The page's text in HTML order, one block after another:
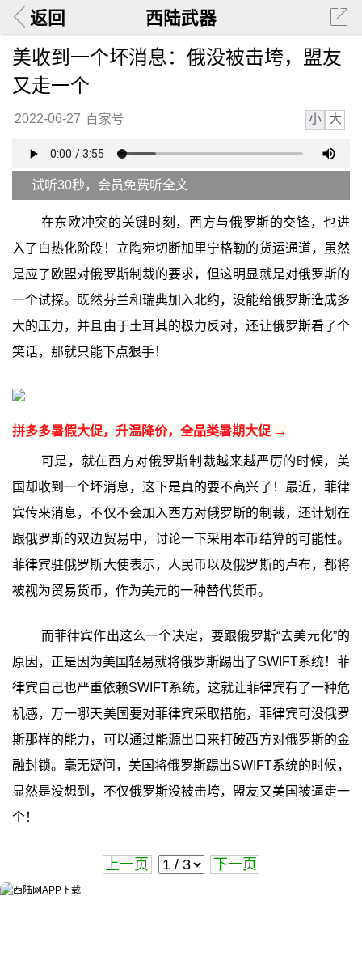
返回 西陆武器
美收到一个坏消息：俄没被击垮，盟友
又走一个
2022-06-27 百家号 小 大
试听30秒，会员免费听全文
在东欧冲突的关键时刻，西方与俄罗斯的交锋，也进
入了白热化阶段！立陶宛切断加里宁格勒的货运通道，虽然
是应了欧盟对俄罗斯制裁的要求，但这明显就是对俄罗斯的
一个试探。既然芬兰和瑞典加入北约，没能给俄罗斯造成多
大的压力，并且由于土耳其的极力反对，还让俄罗斯看了个
笑话，那就只能下点狠手！
拼多多暑假大促，升温降价，全品类暑期大促 →
可是，就在西方对俄罗斯制裁越来越严厉的时候，美
国却收到一个坏消息，这下是真的要不高兴了！最近，菲律
宾传来消息，不仅不会加入西方对俄罗斯的制裁，还计划在
跟俄罗斯的双边贸易中，讨论一下采用本币结算的可能性。
菲律宾驻俄罗斯大使表示，人民币以及俄罗斯的卢布，都将
被视为贸易货币，作为美元的一种替代货币。
而菲律宾作出这么一个决定，要跟俄罗斯“去美元化”的
原因，正是因为美国轻易就将俄罗斯踢出了SWIFT系统！菲
律宾自己也严重依赖SWIFT系统，这就让菲律宾有了一种危
机感，万一哪天美国要对菲律宾采取措施，菲律宾可没俄罗
斯那样的能力，可以通过能源出口来打破西方对俄罗斯的金
融封锁。毫无疑问，美国将俄罗斯踢出SWIFT系统的时候，
显然是没想到，不仅俄罗斯没被击垮，盟友又美国被逼走一
个！
上一页 下一页